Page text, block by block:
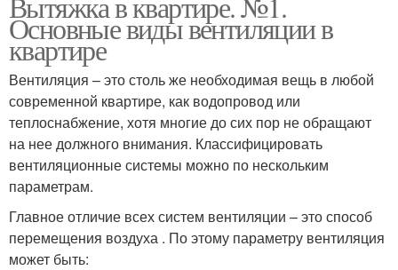
Основные виды вентиляции в
квартире
Вентиляция – это столь же необходимая вещь в любой
современной квартире, как водопровод или
теплоснабжение, хотя многие до сих пор не обращают
на нее должного внимания. Классифицировать
вентиляционные системы можно по нескольким
параметрам.
Главное отличие всех систем вентиляции – это способ
перемещения воздуха . По этому параметру вентиляция
может быть: